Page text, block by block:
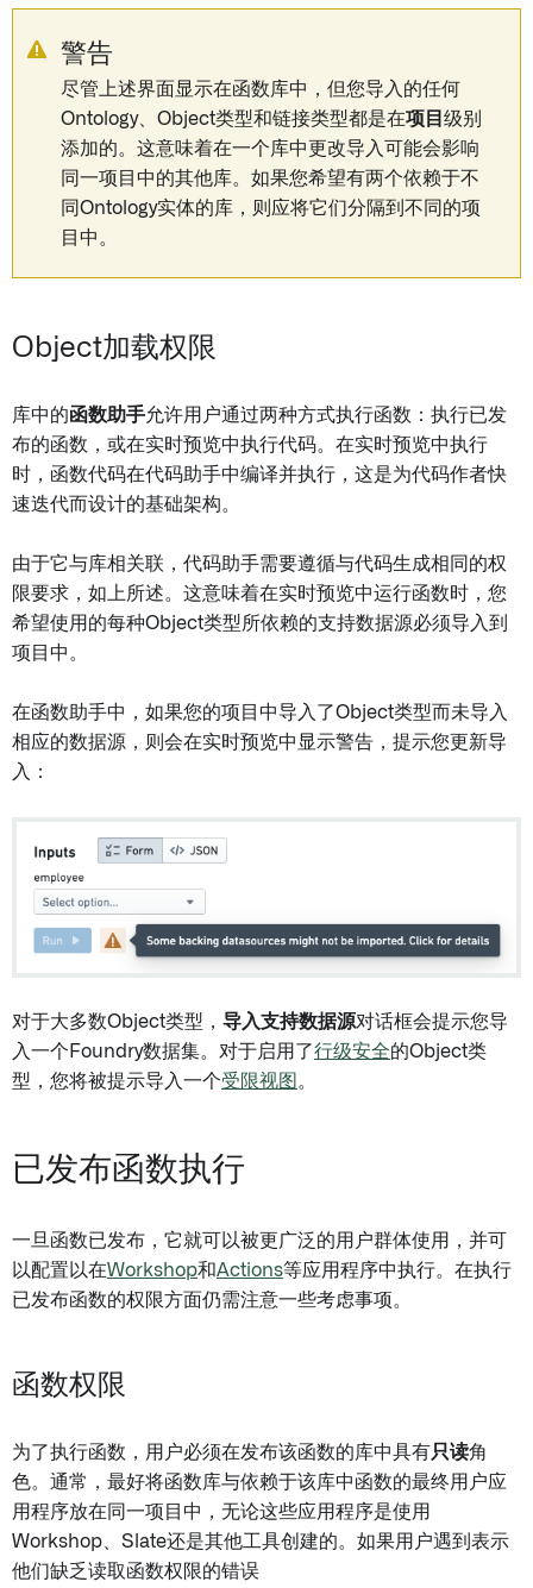
警告
尽管上述界面显示在函数库中，但您导入的任何
Ontology、Object类型和链接类型都是在项目 级别
添加的。这意味着在一个库中更改导入可能会影响
同一项目中的其他库。如果您希望有两个依赖于不
同Ontology实体的库，则应将它们分隔到不同的项
目中。
Object加载权限
库中的函数助手允许用户通过两种方式执行函数：执行已发
布的函数，或在实时预览中执行代码。在实时预览中执行
时，函数代码在代码助手中编译并执行，这是为代码作者快
速迭代而设计的基础架构。
由于它与库相关联，代码助手需要遵循与代码生成相同的权
限要求，如上所述。这意味着在实时预览中运行函数时，您
希望使用的每种Object类型所依赖的支持数据源必须导入到
项目中。
在函数助手中，如果您的项目中导入了Object类型而未导入
相应的数据源，则会在实时预览中显示警告，提示您更新导
入：
对于大多数Object类型， 导入支持数据源对话框会提示您导
入一个Foundry数据集。对于启用了行级安全的Object类
型，您将被提示导入一个受限视图 。
已发布函数执行
一旦函数已发布，它就可以被更广泛的用户群体使用，并可
以配置以在Workshop和Actions等应用程序中执行。在执行
已发布函数的权限方面仍需注意一些考虑事项。
函数权限
为了执行函数，用户必须在发布该函数的库中具有只读角
色。通常，最好将函数库与依赖于该库中函数的最终用户应
用程序放在同一项目中，无论这些应用程序是使用
Workshop、Slate还是其他工具创建的。如果用户遇到表示
他们缺乏读取函数权限的错误